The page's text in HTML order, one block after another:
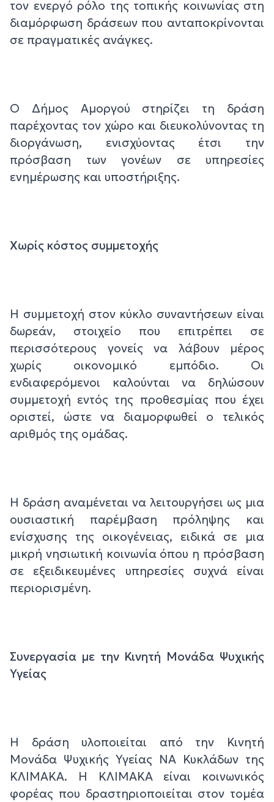
τον ενεργό ρόλο της τοπικής κοινωνίας στη
διαμόρφωση δράσεων που ανταποκρίνονται
σε πραγματικές ανάγκες.
Ο Δήμος Αμοργού στηρίζει τη δράση
παρέχοντας τον χώρο και διευκολύνοντας τη
διοργάνωση, ενισχύοντας έτσι την
πρόσβαση των γονέων σε υπηρεσίες
ενημέρωσης και υποστήριξης.
Χωρίς κόστος συμμετοχής
Η συμμετοχή στον κύκλο συναντήσεων είναι
δωρεάν, στοιχείο που επιτρέπει σε
περισσότερους γονείς να λάβουν μέρος
χωρίς οικονομικό εμπόδιο. Οι
ενδιαφερόμενοι καλούνται να δηλώσουν
συμμετοχή εντός της προθεσμίας που έχει
οριστεί, ώστε να διαμορφωθεί ο τελικός
αριθμός της ομάδας.
Η δράση αναμένεται να λειτουργήσει ως μια
ουσιαστική παρέμβαση πρόληψης και
ενίσχυσης της οικογένειας, ειδικά σε μια
μικρή νησιωτική κοινωνία όπου η πρόσβαση
σε εξειδικευμένες υπηρεσίες συχνά είναι
περιορισμένη.
Συνεργασία με την Κινητή Μονάδα Ψυχικής
Υγείας
Η δράση υλοποιείται από την Κινητή
Μονάδα Ψυχικής Υγείας ΝΑ Κυκλάδων της
ΚΛΙΜΑΚΑ. Η ΚΛΙΜΑΚΑ είναι κοινωνικός
φορέας που δραστηριοποιείται στον τομέα